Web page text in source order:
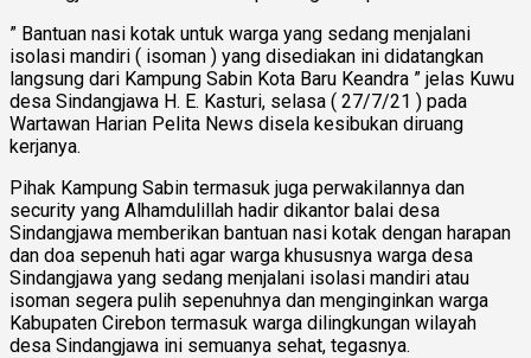
” Bantuan nasi kotak untuk warga yang sedang menjalani
isolasi mandiri ( isoman ) yang disediakan ini didatangkan
langsung dari Kampung Sabin Kota Baru Keandra ” jelas Kuwu
desa Sindangjawa H. E. Kasturi, selasa ( 27/7/21 ) pada
Wartawan Harian Pelita News disela kesibukan diruang
kerjanya.
Pihak Kampung Sabin termasuk juga perwakilannya dan
security yang Alhamdulillah hadir dikantor balai desa
Sindangjawa memberikan bantuan nasi kotak dengan harapan
dan doa sepenuh hati agar warga khususnya warga desa
Sindangjawa yang sedang menjalani isolasi mandiri atau
isoman segera pulih sepenuhnya dan menginginkan warga
Kabupaten Cirebon termasuk warga dilingkungan wilayah
desa Sindangjawa ini semuanya sehat, tegasnya.